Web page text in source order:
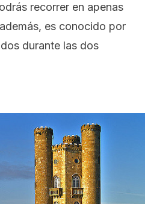
recorrer en apenas
es conocido por
durante las dos